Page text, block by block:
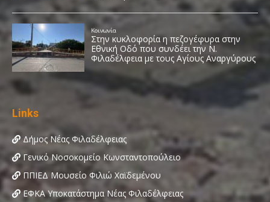
Links
Δήμος Νέας Φιλαδέλφειας
Γενικό Νοσοκομείο Κωνσταντοπούλειο
ΠΠΙΕΔ Μουσείο Φιλιώ Χαϊδεμένου
ΕΦΚΑ Υποκατάστημα Νέας Φιλαδέλφειας